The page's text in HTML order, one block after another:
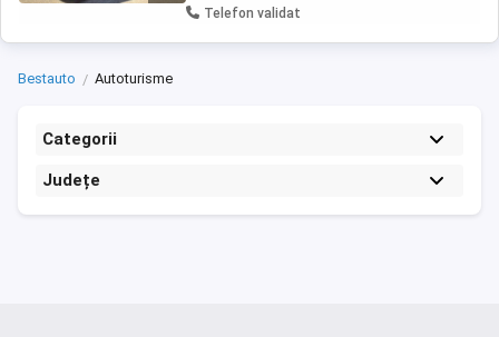
Telefon validat
Bestauto Autoturisme
Categorii
Județe